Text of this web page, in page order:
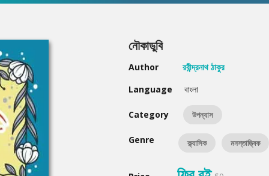
Humayun Ahmed
Mouri Morium
Hot & New
নৌকাডুবি
Author
রবীন্দ্রনাথ ঠাকুর
Language
বাংলা
Category উপন্যাস
Genre ক্ল্যাসিক মনস্তাত্ত্বিক